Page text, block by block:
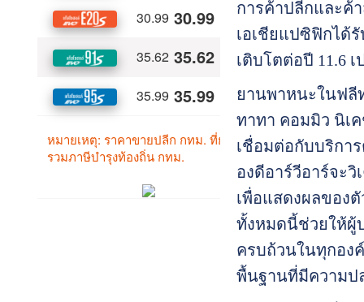
การค้าปลีกและค้
เอเชียแปซิฟิกได้
เติบโตต่อปี 11.6
ยานพาหนะในฟลี
ทาทา คอมมิว นิเ
เชื่อมต่อกับบริกา
องดีอาร์วีอาร์จะ
เพื่อแสดงผลของ
ทั้งหมดนี้ช่วยให้ผู้
ครบถ้วนในทุกอง
พื้นฐานที่มีความป